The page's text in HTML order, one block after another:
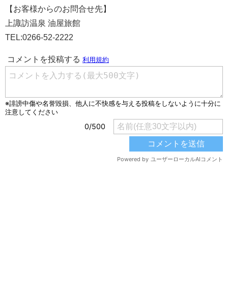
【お客様からのお問合せ先】
上諏訪温泉 油屋旅館
TEL:0266-52-2222